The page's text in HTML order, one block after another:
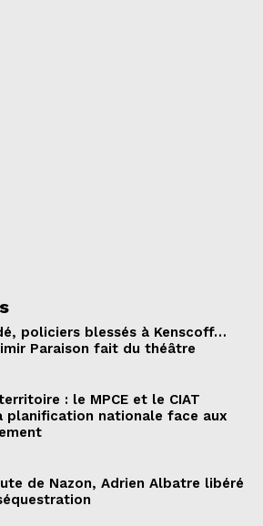
policiers blessés à Kenscoff…
Paraison fait du théâtre
: le MPCE et le CIAT
planification nationale face aux
de Nazon, Adrien Albatre libéré